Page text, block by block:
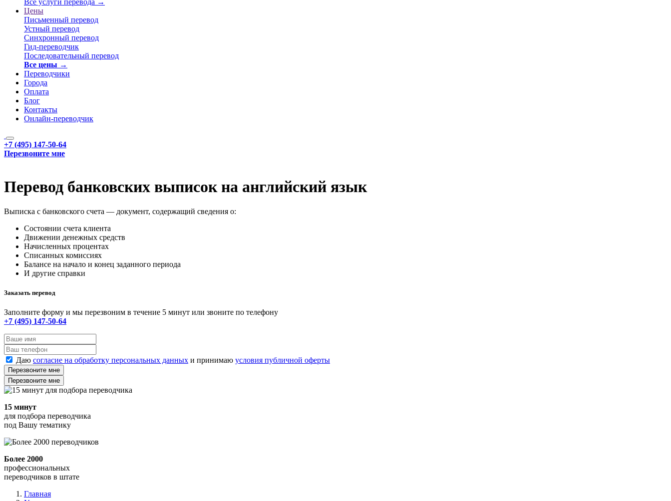
Все услуги перевода →
Цены
Письменный перевод
Устный перевод
Синхронный перевод
Гид-переводчик
Последовательный перевод
Все цены →
Переводчики
Города
Оплата
Блог
Контакты
Онлайн-переводчик
+7 (495) 147-50-64
Перезвоните мне
Перевод банковских выписок на английский язык
Выписка с банковского счета — документ, содержащий сведения о:
Состоянии счета клиента
Движении денежных средств
Начисленных процентах
Списанных комиссиях
Балансе на начало и конец заданного периода
И другие справки
Заказать перевод
Заполните форму и мы перезвоним в течение 5 минут или звоните по телефону
+7 (495) 147-50-64
Даю согласие на обработку персональных данных и принимаю условия публичной оферты
Перезвоните мне
Перезвоните мне
15 минут
для подбора переводчика
под Вашу тематику
Более 2000
профессиональных
переводчиков в штате
Главная